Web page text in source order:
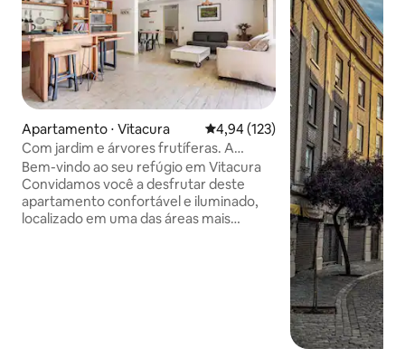
Apartamento ⋅ Vitacura 4,94 de uma avaliação média de
4,94 (123)
Com jardim e árvores frutíferas. A
poucos passos do Parque Arauco.
Bem-vindo ao seu refúgio em Vitacura
Convidamos você a desfrutar deste
apartamento confortável e iluminado,
localizado em uma das áreas mais